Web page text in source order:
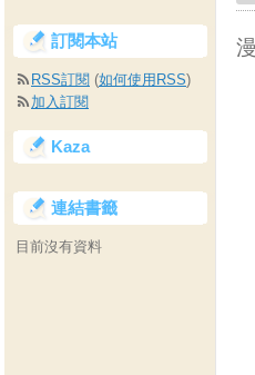
訂閱本站
RSS訂閱 (如何使用RSS)
加入訂閱
Kaza
連結書籤
目前沒有資料